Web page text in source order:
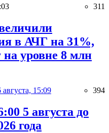
311
в АЧГ на 31%,
уровне 8 млн
августа, 15:09 394
5 августа до
года